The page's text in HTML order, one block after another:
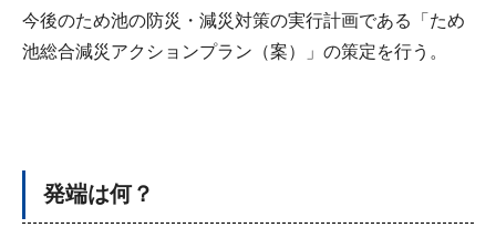
今後のため池の防災・減災対策の実行計画である「ため
池総合減災アクションプラン（案）」の策定を行う。
発端は何？